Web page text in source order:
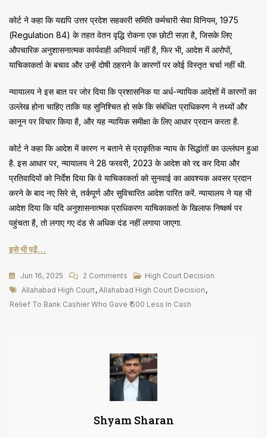
कोर्ट ने कहा कि यद्यपि उत्तर प्रदेश सहकारी समिति कर्मचारी सेवा विनियम, 1975
(Regulation 84) के तहत वेतन वृद्धि रोकना एक छोटी सज़ा है, जिसके लिए
औपचारिक अनुशासनात्मक कार्यवाही अनिवार्य नहीं है, फिर भी, आदेश में आरोपों,
याचिकाकर्ता के बचाव और उन्हें दोषी ठहराने के कारणों पर कोई विस्तृत चर्चा नहीं थी.
न्यायालय ने इस बात पर जोर दिया कि प्रशासनिक या अर्ध-न्यायिक आदेशों में कारणों का
उल्लेख होना चाहिए ताकि यह सुनिश्चित हो सके कि संबंधित प्राधिकरण ने तथ्यों और
कानून पर विचार किया है, और यह न्यायिक समीक्षा के लिए आधार प्रदान करता है.
कोर्ट ने कहा कि आदेश में कारण न बताने से प्राकृतिक न्याय के सिद्धांतों का उल्लंघन हुआ
है. इस आधार पर, न्यायालय ने 28 फरवरी, 2023 के आदेश को रद्द कर दिया और
प्रतिवादियों को निर्देश दिया कि वे याचिकाकर्ता को सुनवाई का आवश्यक अवसर प्रदान
करने के बाद नए सिरे से, तर्कपूर्ण और सुविचारित आदेश पारित करें. न्यायालय ने यह भी
आदेश दिया कि यदि अनुशासनात्मक प्राधिकरण याचिकाकर्ता के खिलाफ निष्कर्ष पर
पहुंचता है, तो लगाए गए दंड से अधिक दंड नहीं लगाया जाएगा.
इसे भी पढ़ें…
Jun 16, 2025 2 Comments On
कैश
में
वाले
बैंक
कैशियर
को
राहत
High Court Decision
Tags
Allahabad High Court, Allahabad High Court Decision ,
Relief To Bank Cashier Who Gave ₹ 500 Less In Cash
Shyam Sharan